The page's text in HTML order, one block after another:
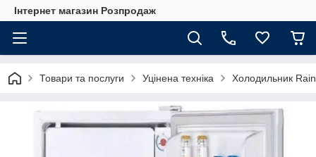
Інтернет магазин Розпродаж
Товари та послуги Уцінена техніка Холодильник